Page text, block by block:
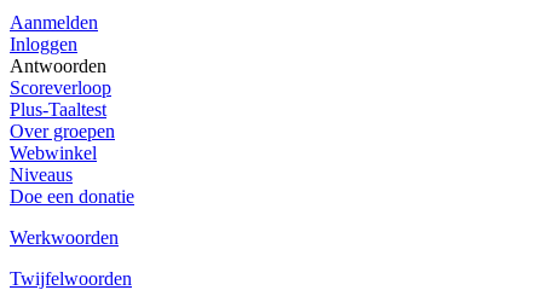
Aanmelden
Inloggen
Antwoorden
Scoreverloop
Plus-Taaltest
Over groepen
Webwinkel
Niveaus
Doe een donatie
Werkwoorden
Twijfelwoorden